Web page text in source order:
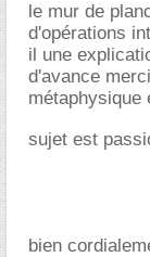
le mur de
d'opérations
il une
d'avance
métaphysique
sujet est
bien